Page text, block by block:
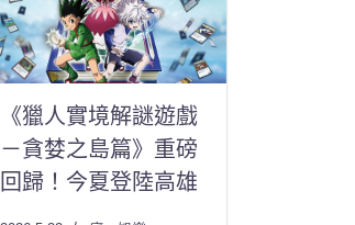
《獵人實境解謎遊戲
－貪婪之島篇》重磅
回歸！今夏登陸高雄